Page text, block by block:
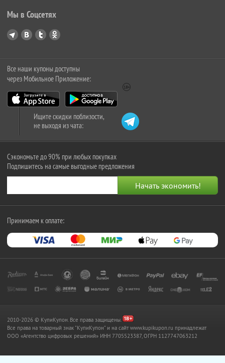
Мы в Соцсетях
Все наши купоны доступны
через Мобильное Приложение:
Ищите скидки поблизости,
не выходя из чата:
Сэкономьте до 90% при любых покупках
Подпишитесь на самые выгодные предложения
Принимаем к оплате:
2010-2026 © КупиКупон. Все права защищены.
Все права на товарный знак "КупиКупон" и на сайт www.kupikupon.ru принадлежат
OOO «Агентство цифровых решений» ИНН 7705523387, ОГРН 1127747063212